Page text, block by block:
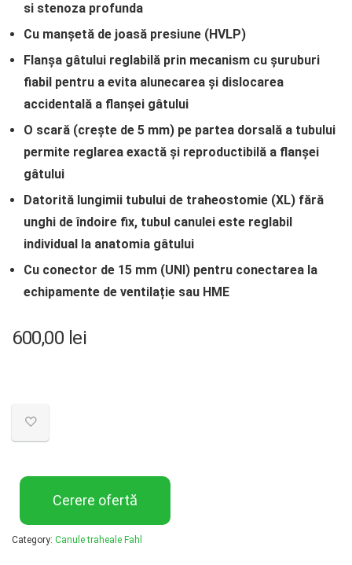
si stenoza profunda
Cu manșetă de joasă presiune (HVLP)
Flanșa gâtului reglabilă prin mecanism cu șuruburi
fiabil pentru a evita alunecarea și dislocarea
accidentală a flanșei gâtului
O scară (crește de 5 mm) pe partea dorsală a tubului
permite reglarea exactă și reproductibilă a flanșei
gâtului
Datorită lungimii tubului de traheostomie (XL) fără
unghi de îndoire fix, tubul canulei este reglabil
individual la anatomia gâtului
Cu conector de 15 mm (UNI) pentru conectarea la
echipamente de ventilație sau HME
600,00 lei
Cerere ofertă
Category: Canule traheale Fahl